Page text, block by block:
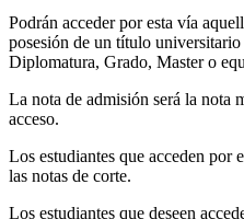
Podrán acceder por esta vía
posesión de un título
Diplomatura, Grado, Master o
La nota de admisión será la nota
acceso.
Los estudiantes que acceden por
las notas de corte.
Los estudiantes que deseen